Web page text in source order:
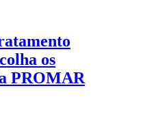
os
PROMAR